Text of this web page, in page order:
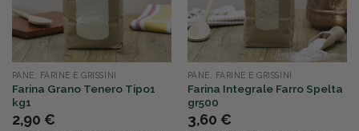
PANE, FARINE E GRISSINI
Farina Grano Tenero Tipo1
kg1
2,90 €
PANE, FARINE E GRISSINI
Farina Integrale Farro Spelta
gr500
3,60 €